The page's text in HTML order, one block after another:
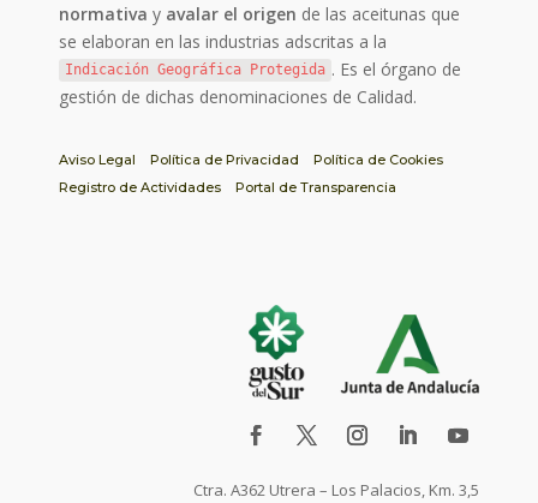
normativa y avalar el origen de las aceitunas que
se elaboran en las industrias adscritas a la
Indicación Geográfica Protegida . Es el órgano de
gestión de dichas denominaciones de Calidad.
Aviso Legal Política de Privacidad
Política de Cookies
Registro de Actividades
Portal de Transparencia
Ctra. A362 Utrera – Los Palacios, Km. 3,5